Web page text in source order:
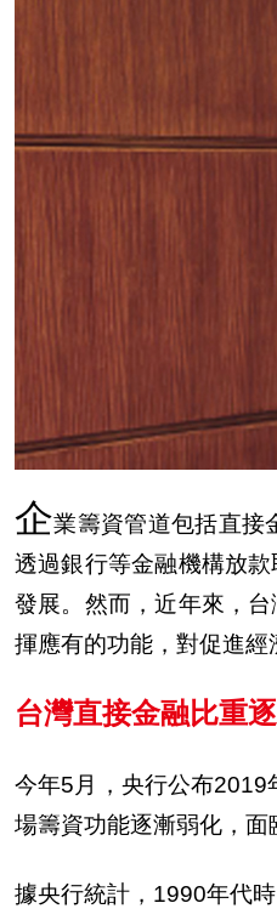
企業籌資管道包括直接
透過銀行等金融機構放
發展。然而，近年來，
揮應有的功能，對促進經
台灣直接金融比重逐
今年5月，央行公布2019
場籌資功能逐漸弱化，面
據央行統計，1990年代